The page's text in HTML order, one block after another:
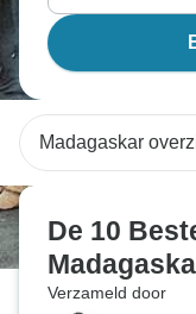
Madagaskar
De 10
Verzameld door